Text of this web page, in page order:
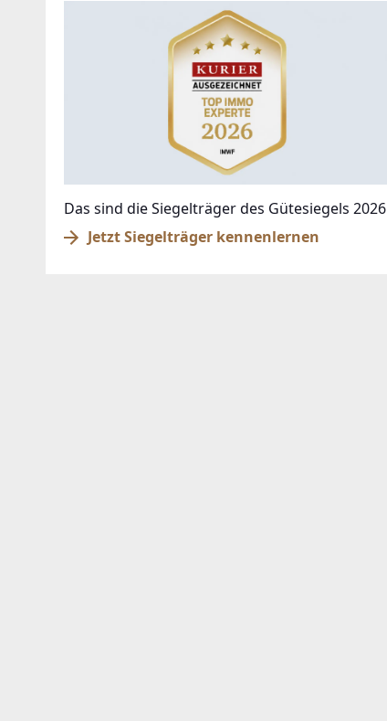
Das sind die Siegelträger des Gütesiegels 2026
Jetzt Siegelträger kennenlernen